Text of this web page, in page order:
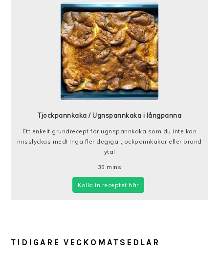
Tjockpannkaka / Ugnspannkaka i långpanna
Ett enkelt grundrecept för ugnspannkaka som du inte kan
misslyckas med! Inga fler degiga tjockpannkakor eller bränd
yta!
35 mins
Kolla in receptet här
TIDIGARE VECKOMATSEDLAR